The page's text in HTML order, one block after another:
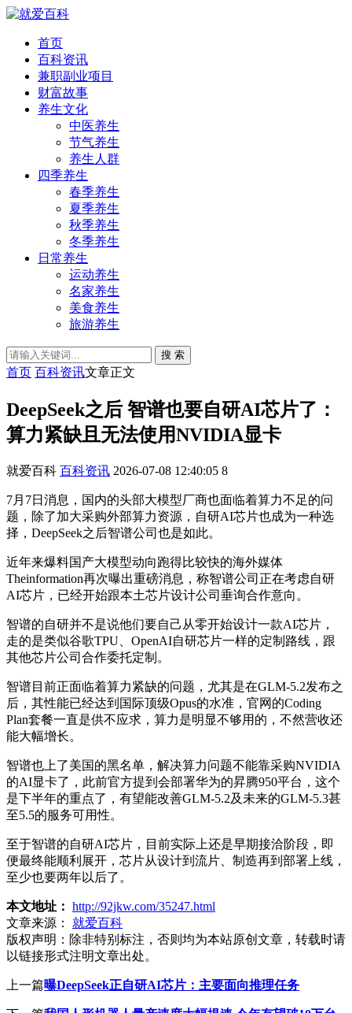
首页
百科资讯
兼职副业项目
财富故事
养生文化
中医养生
节气养生
养生人群
四季养生
春季养生
夏季养生
秋季养生
冬季养生
日常养生
运动养生
名家养生
美食养生
旅游养生
搜 索
首页 百科资讯文章正文
DeepSeek之后 智谱也要自研AI芯片了：
算力紧缺且无法使用NVIDIA显卡
就爱百科 百科资讯 2026-07-08 12:40:05 8
7月7日消息，国内的头部大模型厂商也面临着算力不足的问
题，除了加大采购外部算力资源，自研AI芯片也成为一种选
择，DeepSeek之后智谱公司也是如此。
近年来爆料国产大模型动向跑得比较快的海外媒体
Theinformation再次曝出重磅消息，称智谱公司正在考虑自研
AI芯片，已经开始跟本土芯片设计公司垂询合作意向。
智谱的自研并不是说他们要自己从零开始设计一款AI芯片，
走的是类似谷歌TPU、OpenAI自研芯片一样的定制路线，跟
其他芯片公司合作委托定制。
智谱目前正面临着算力紧缺的问题，尤其是在GLM-5.2发布之
后，其性能已经达到国际顶级Opus的水准，官网的Coding
Plan套餐一直是供不应求，算力是明显不够用的，不然营收还
能大幅增长。
智谱也上了美国的黑名单，解决算力问题不能靠采购NVIDIA
的AI显卡了，此前官方提到会部署华为的昇腾950平台，这个
是下半年的重点了，有望能改善GLM-5.2及未来的GLM-5.3甚
至5.5的服务可用性。
至于智谱的自研AI芯片，目前实际上还是早期接洽阶段，即
便最终能顺利展开，芯片从设计到流片、制造再到部署上线，
至少也要两年以后了。
本文地址： http://92jkw.com/35247.html
文章来源：
就爱百科
版权声明： 除非特别标注，否则均为本站原创文章，转载时请
以链接形式注明文章出处。
上一篇曝DeepSeek正自研AI芯片：主要面向推理任务